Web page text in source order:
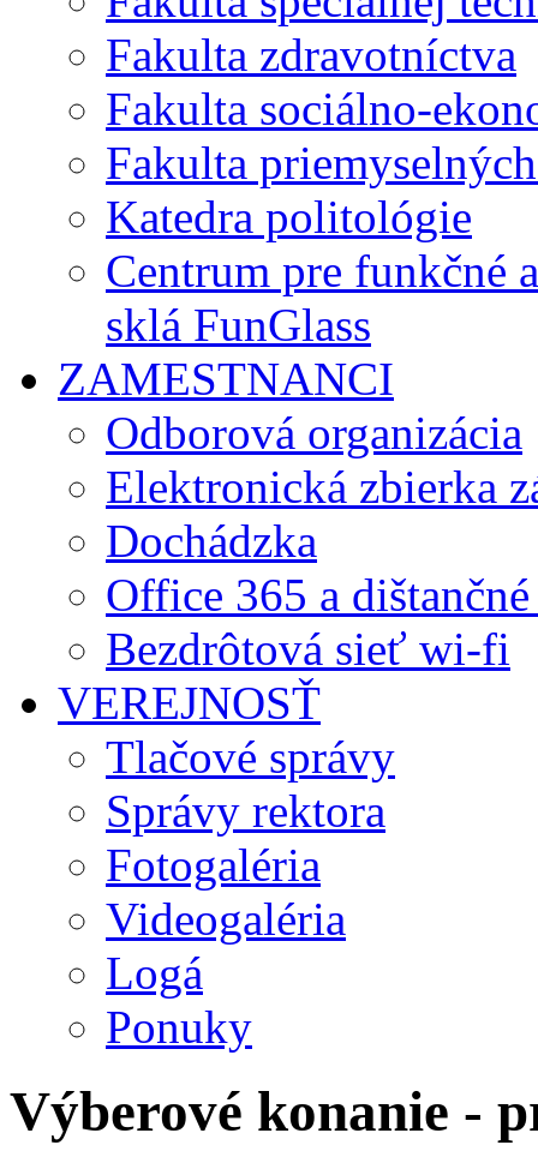
Fakulta zdravotníctva
Fakulta sociálno-
Fakulta
Katedra politológie
Centrum pre funkčné
sklá FunGlass
ZAMESTNANCI
Odborová organizácia
Elektronická zbierka
Dochádzka
Office 365 a
Bezdrôtová sieť wi-fi
VEREJNOSŤ
Tlačové správy
Správy rektora
Fotogaléria
Videogaléria
Logá
Ponuky
Výberové konanie -